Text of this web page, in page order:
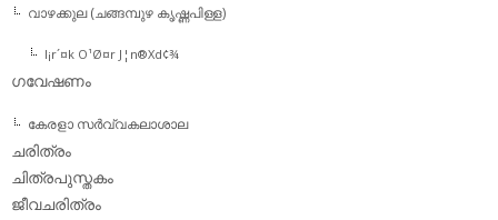
വാഴക്കുല (ചങ്ങമ്പുഴ കൃഷ്ണപിള്ള)
l¡r´¤k O¹Ø¤r J¦n®Xd¢¾
ഗവേഷണം
കേരളാ സര്‍വ്വകലാശാല
ചരിത്രം
ചിത്രപുസ്തകം
ജീവചരിത്രം